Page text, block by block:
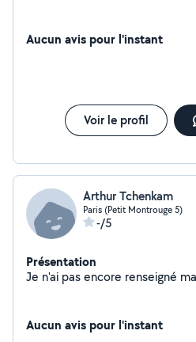
Aucun avis pour l'instant
Voir le profil
Arthur Tchenkam
Paris (Petit Montrouge 5)
-/5
Présentation
Aucun avis pour l'instant